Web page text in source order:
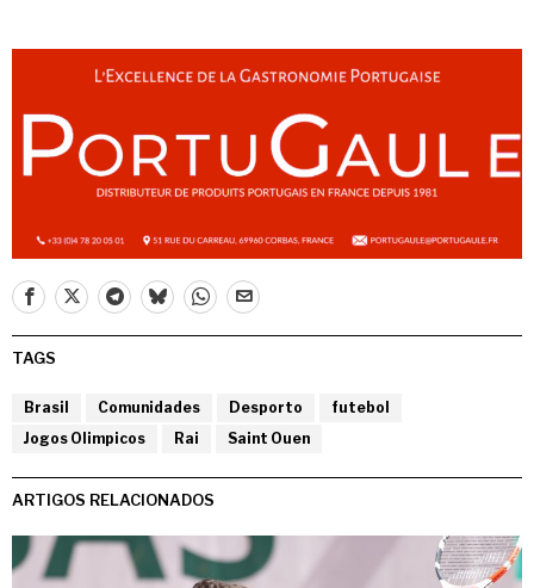
TAGS
Brasil Comunidades Desporto
futebol
Jogos Olimpicos
Rai Saint Ouen
ARTIGOS RELACIONADOS